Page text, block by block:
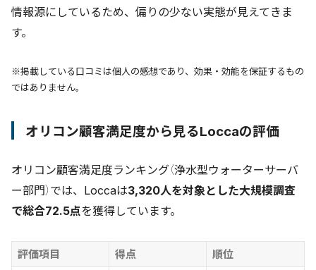
情報源にしているため、偏りの少ない実態が見えてきま
す。
※掲載している口コミは個人の感想であり、効果・効能を保証するもの
ではありません。
オリコン顧客満足度から見るLoccaの評価
オリコン顧客満足度ランキング（浄水型ウォーターサーバ
ー部門）では、Loccaは3,320人を対象とした大規模調査
で総合72.5点を獲得しています。
評価項目 得点
順位